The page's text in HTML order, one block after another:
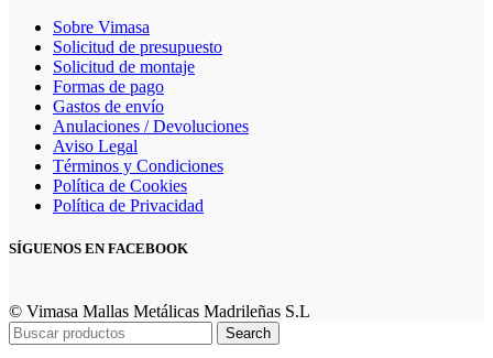
Sobre Vimasa
Solicitud de presupuesto
Solicitud de montaje
Formas de pago
Gastos de envío
Anulaciones / Devoluciones
Aviso Legal
Términos y Condiciones
Política de Cookies
Política de Privacidad
SÍGUENOS EN FACEBOOK
© Vimasa Mallas Metálicas Madrileñas S.L
Search